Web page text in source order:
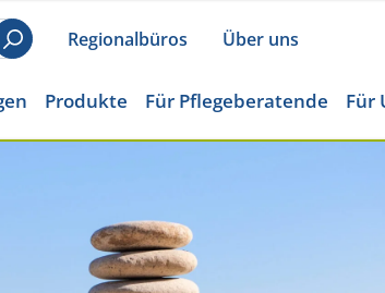
SuchenRegionalbüros Über uns
Produkte Für Pflegeberatende Für